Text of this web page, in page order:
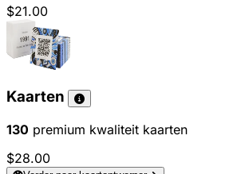
$21.00
Kaarten
130 premium kwaliteit kaarten
$28.00